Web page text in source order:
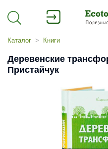
Каталог Книги
Деревенские
Пристайчук